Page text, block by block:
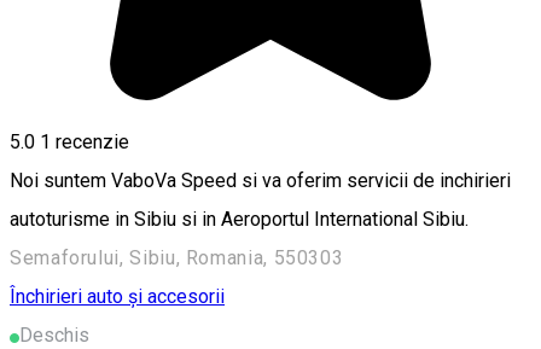
5.0 1 recenzie
Noi suntem VaboVa Speed si va oferim servicii de inchirieri
autoturisme in Sibiu si in Aeroportul International Sibiu.
Semaforului, Sibiu, Romania, 550303
Închirieri auto și accesorii
Deschis